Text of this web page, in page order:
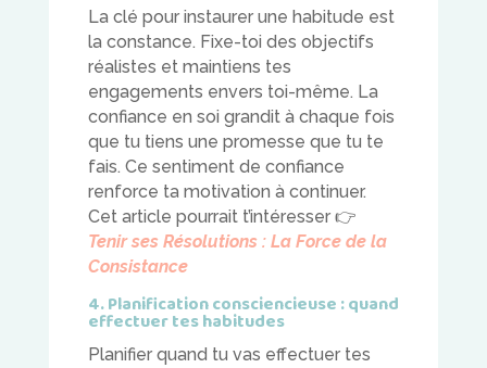
La clé pour instaurer une habitude est
la constance. Fixe-toi des objectifs
réalistes et maintiens tes
engagements envers toi-même. La
confiance en soi grandit à chaque fois
que tu tiens une promesse que tu te
fais. Ce sentiment de confiance
renforce ta motivation à continuer.
Cet article pourrait t’intéresser 👉
Tenir ses Résolutions : La Force de la
Consistance
4. Planification consciencieuse : quand
effectuer tes habitudes
Planifier quand tu vas effectuer tes